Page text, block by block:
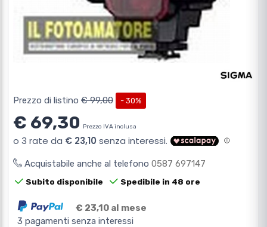
Prezzo di listino € 99,00 - 30%
€ 69,30 Prezzo IVA inclusa
Acquistabile anche al telefono 0587 697147
Subito disponibile Spedibile in 48 ore
€ 23,10 al mese
3 pagamenti senza interessi